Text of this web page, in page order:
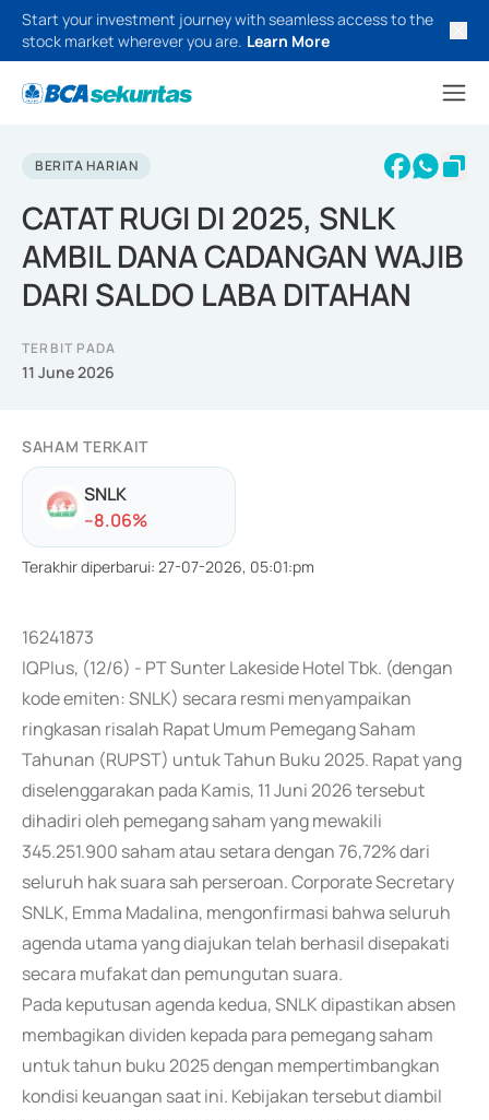
Start your investment journey with seamless access to the
stock market wherever you are. Learn More
BERITA HARIAN
CATAT RUGI DI 2025, SNLK
AMBIL DANA CADANGAN WAJIB
DARI SALDO LABA DITAHAN
TERBIT PADA
11 June 2026
SAHAM TERKAIT
SNLK
--8.06%
Terakhir diperbarui: 27-07-2026, 05:01:pm
16241873
IQPlus, (12/6) - PT Sunter Lakeside Hotel Tbk. (dengan
kode emiten: SNLK) secara resmi menyampaikan
ringkasan risalah Rapat Umum Pemegang Saham
Tahunan (RUPST) untuk Tahun Buku 2025. Rapat yang
diselenggarakan pada Kamis, 11 Juni 2026 tersebut
dihadiri oleh pemegang saham yang mewakili
345.251.900 saham atau setara dengan 76,72% dari
seluruh hak suara sah perseroan. Corporate Secretary
SNLK, Emma Madalina, mengonfirmasi bahwa seluruh
agenda utama yang diajukan telah berhasil disepakati
secara mufakat dan pemungutan suara.
Pada keputusan agenda kedua, SNLK dipastikan absen
membagikan dividen kepada para pemegang saham
untuk tahun buku 2025 dengan mempertimbangkan
kondisi keuangan saat ini. Kebijakan tersebut diambil